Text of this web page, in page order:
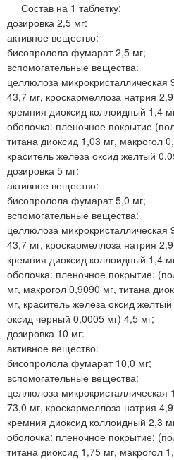
Состав на 1 таблетку:
дозировка 2,5 мг:
активное вещество:
бисопролола фумарат 2,5 мг;
вспомогательные вещества:
целлюлоза микрокристаллическая
43,7 мг, кроскармеллоза натрия
кремния диоксид коллоидный 1,4
оболочка: пленочное покрытие
титана диоксид 1,03 мг, макрогол
краситель железа оксид желтый
дозировка 5 мг:
активное вещество:
бисопролола фумарат 5,0 мг;
вспомогательные вещества:
целлюлоза микрокристаллическая
43,7 мг, кроскармеллоза натрия
кремния диоксид коллоидный 1,4
оболочка: пленочное покрытие:
мг, макрогол 0,9090 мг, титана
мг, краситель железа оксид
оксид черный 0,0005 мг) 4,5 мг;
дозировка 10 мг:
активное вещество:
бисопролола фумарат 10,0 мг;
вспомогательные вещества:
целлюлоза микрокристаллическая
73,0 мг, кроскармеллоза натрия
кремния диоксид коллоидный 2,3
оболочка: пленочное покрытие:
титана диоксид 1,75 мг, макрогол